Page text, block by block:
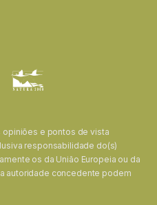
opiniões e pontos de vista
responsabilidade do(s)
os da União Europeia ou da
a autoridade concedente podem